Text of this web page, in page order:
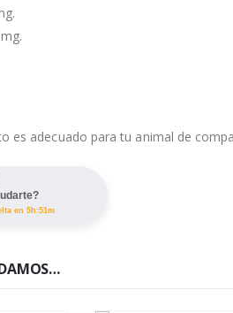
es adecuado para tu animal de
en 5h:51m